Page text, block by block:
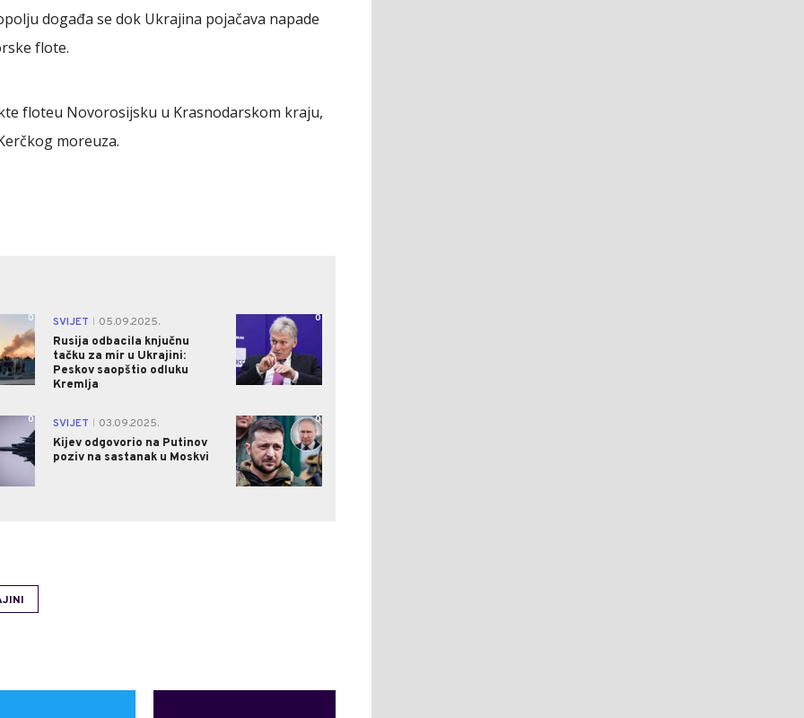
događa se dok Ukrajina pojačava napade
flote.
floteu Novorosijsku u Krasnodarskom kraju,
moreuza.
0 SVIJET
05.09.2025.
Rusija odbacila knjučnu
tačku za mir u Ukrajini:
Peskov saopštio odluku
Kremlja
0
0 SVIJET
03.09.2025.
Kijev odgovorio na Putinov
poziv na sastanak u Moskvi
0